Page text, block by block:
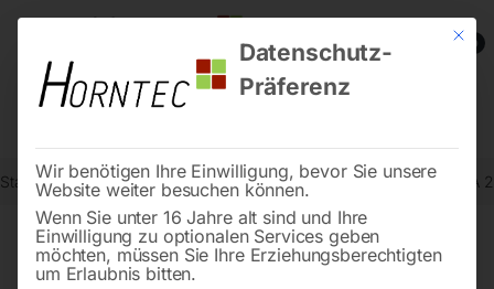
0
Start Holzbearbeitung Vorschubapparate Vorschubapparat VSA
Mit
Datenschutz-
Präferenz
Wir benötigen Ihre Einwilligung, bevor Sie unsere
Website weiter besuchen können.
Wenn Sie unter 16 Jahre alt sind und Ihre
Einwilligung zu optionalen Services geben
möchten, müssen Sie Ihre Erziehungsberechtigten
um Erlaubnis bitten.